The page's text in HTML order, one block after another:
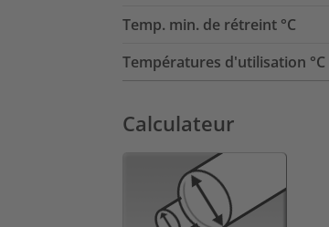
Temp. min. de rétreint °C
Températures d'utilisation °C
Calculateur